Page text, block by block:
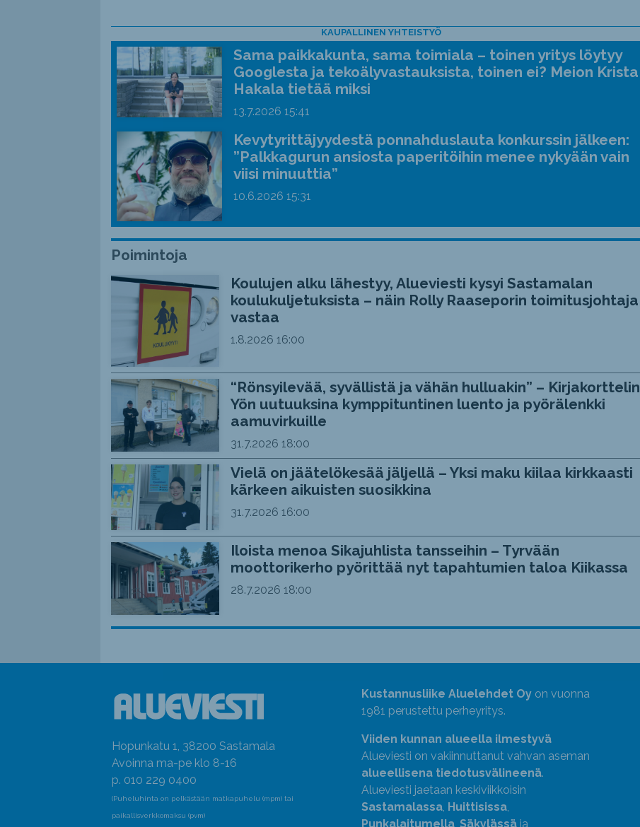
KAUPALLINEN YHTEISTYÖ
Sama paikkakunta, sama toimiala – toinen yritys löytyy
Googlesta ja tekoälyvastauksista, toinen ei? Meion Krista
Hakala tietää miksi
13.7.2026 15:41
Kevytyrittäjyydestä ponnahduslauta konkurssin jälkeen:
”Palkkagurun ansiosta paperitöihin menee nykyään vain
viisi minuuttia”
10.6.2026 15:31
Poimintoja
Koulujen alku lähestyy, Alueviesti kysyi Sastamalan
koulukuljetuksista – näin Rolly Raaseporin toimitusjohtaja
vastaa
1.8.2026 16:00
“Rönsyilevää, syvällistä ja vähän hulluakin” – Kirjakorttelin
Yön uutuuksina kymppituntinen luento ja pyörälenkki
aamuvirkuille
31.7.2026 18:00
Vielä on jäätelökesää jäljellä – Yksi maku kiilaa kirkkaasti
kärkeen aikuisten suosikkina
31.7.2026 16:00
Iloista menoa Sikajuhlista tansseihin – Tyrvään
moottorikerho pyörittää nyt tapahtumien taloa Kiikassa
28.7.2026 18:00
Hopunkatu 1, 38200 Sastamala
Avoinna ma-pe klo 8-16
p. 010 229 0400
(Puheluhinta on pelkästään matkapuhelu (mpm) tai
paikallisverkkomaksu (pvm)
Kustannusliike Aluelehdet Oyon vuonna
1981 perustettu perheyritys.
Viiden kunnan alueella ilmestyvä
Alueviesti on vakiinnuttanut vahvan aseman
alueellisena tiedotusvälineenä.
Alueviesti jaetaan keskiviikkoisin
Sastamalassa, Huittisissa,
Punkalaitumella, Säkylässäja